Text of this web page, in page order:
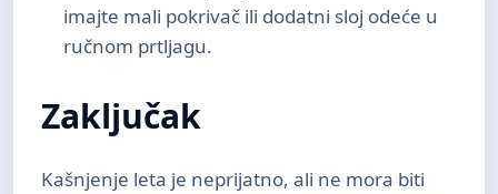
imajte mali pokrivač ili dodatni sloj odeće u
ručnom prtljagu.
Zaključak
Kašnjenje leta je neprijatno, ali ne mora biti